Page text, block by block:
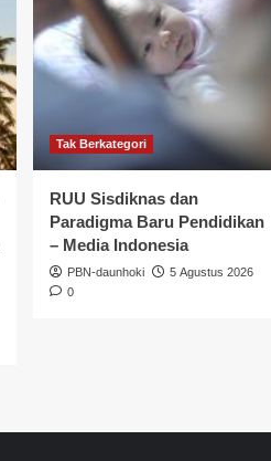
Tak Berkategori
RUU Sisdiknas dan
Paradigma Baru Pendidikan
– Media Indonesia
PBN-daunhoki
5 Agustus 2026
0